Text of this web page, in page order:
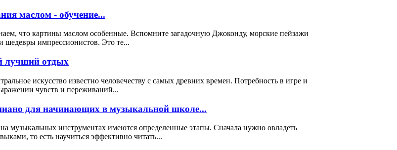
маслом - обучение...
что картины маслом особенные. Вспомните загадочную Джоконду, морские пейзажи
шедевры импрессионистов. Это те...
лучший отдых
искусство известно человечеству с самых древних времен. Потребность в игре и
чувств и переживаний...
для начинающих в музыкальной школе...
музыкальных инструментах имеются определенные этапы. Сначала нужно овладеть
то есть научиться эффективно читать...